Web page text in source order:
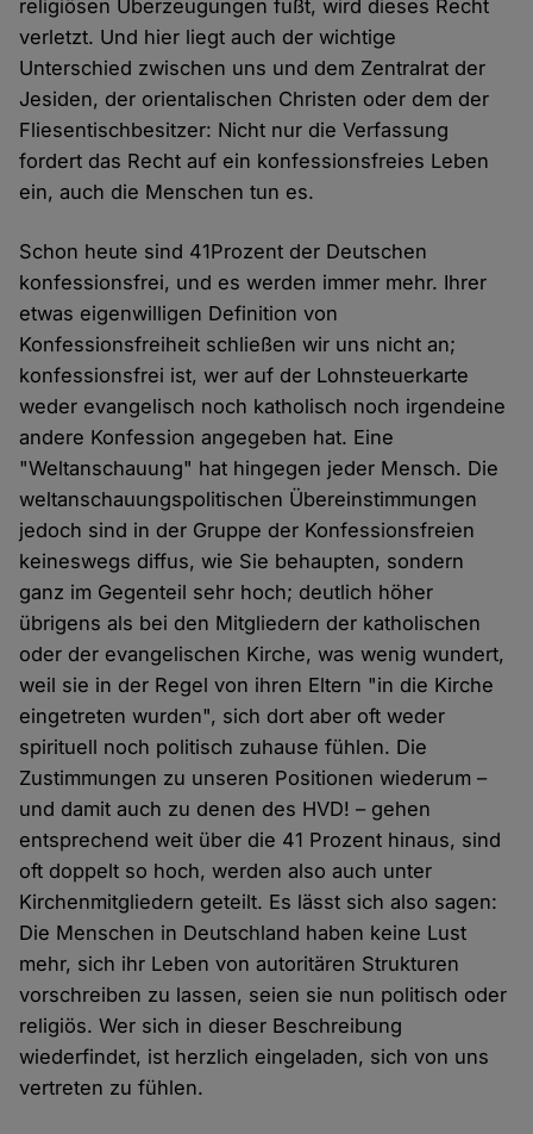
religiösen Überzeugungen fußt, wird dieses Recht
verletzt. Und hier liegt auch der wichtige
Unterschied zwischen uns und dem Zentralrat der
Jesiden, der orientalischen Christen oder dem der
Fliesentischbesitzer: Nicht nur die Verfassung
fordert das Recht auf ein konfessionsfreies Leben
ein, auch die Menschen tun es.
Schon heute sind 41Prozent der Deutschen
konfessionsfrei, und es werden immer mehr. Ihrer
etwas eigenwilligen Definition von
Konfessionsfreiheit schließen wir uns nicht an;
konfessionsfrei ist, wer auf der Lohnsteuerkarte
weder evangelisch noch katholisch noch irgendeine
andere Konfession angegeben hat. Eine
"Weltanschauung" hat hingegen jeder Mensch. Die
weltanschauungspolitischen Übereinstimmungen
jedoch sind in der Gruppe der Konfessionsfreien
keineswegs diffus, wie Sie behaupten, sondern
ganz im Gegenteil sehr hoch; deutlich höher
übrigens als bei den Mitgliedern der katholischen
oder der evangelischen Kirche, was wenig wundert,
weil sie in der Regel von ihren Eltern "in die Kirche
eingetreten wurden", sich dort aber oft weder
spirituell noch politisch zuhause fühlen. Die
Zustimmungen zu unseren Positionen wiederum –
und damit auch zu denen des HVD! – gehen
entsprechend weit über die 41 Prozent hinaus, sind
oft doppelt so hoch, werden also auch unter
Kirchenmitgliedern geteilt. Es lässt sich also sagen:
Die Menschen in Deutschland haben keine Lust
mehr, sich ihr Leben von autoritären Strukturen
vorschreiben zu lassen, seien sie nun politisch oder
religiös. Wer sich in dieser Beschreibung
wiederfindet, ist herzlich eingeladen, sich von uns
vertreten zu fühlen.